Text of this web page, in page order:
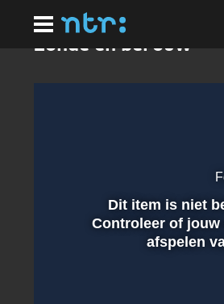
hoofdinhoud
Zonde en berouw
Dit item is niet
Controleer of
afspelen